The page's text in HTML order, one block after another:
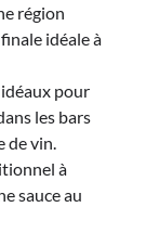
région
idéale à
pour
les bars
de vin.
à
sauce au